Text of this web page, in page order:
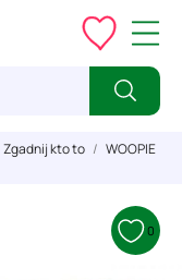
Zgadnij kto to
WOOPIE
0